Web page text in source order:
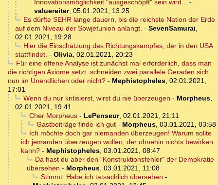
Innovationsmöglichkeit "ausgeschöpft" sein wird... -
valuereiter, 05.01.2021, 13:25
Es dürfte SEHR lange dauern, bis die reichste Nation der Erde
auf dem Niveau der Sowjetunion anlangt. - SevenSamurai,
02.01.2021, 19:28
Hier die Einschätzung des Richtungskampfes, der in den USA
stattfindet. - Olivia, 02.01.2021, 20:23
Für eine offene Analyse ist zunächst mal erforderlich, dass man
die richtigen Axiome setzt. schneiden zwei parallele Geraden sich
nun im Unendlichen oder nicht? - Mephistopheles, 02.01.2021,
17:01
Wenn du nur kritisierst, wirst du nie überzeugen - Morpheus,
02.01.2021, 19:41
Cher Morpheus- LePenseur, 02.01.2021, 21:11
Gastbeiträge finde ich gut- Morpheus, 03.01.2021, 03:58
Ich möchte doch gar niemanden überzeugen! Warum sollte
ich jemanden überzeugen wollen, der ohnehin nichts bewirken
kann? - Mephistopheles, 03.01.2021, 08:47
Da hast du aber den "Konstruktionsfehler" der Demokratie
übersehen - Morpheus, 03.01.2021, 11:08
Stimmt. Habe ich tatsächlich übersehen -